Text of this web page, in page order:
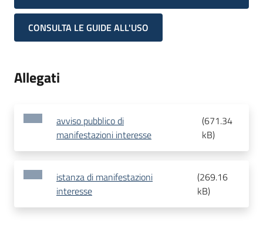
CONSULTA LE GUIDE ALL'USO
Allegati
avviso pubblico di
manifestazioni interesse
(671.34
kB)
istanza di manifestazioni
interesse
(269.16
kB)